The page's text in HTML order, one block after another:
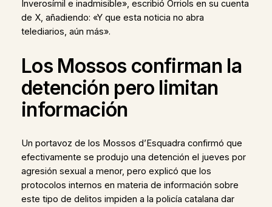
Inverosímil e inadmisible», escribió Orriols en su cuenta
de X, añadiendo: «Y que esta noticia no abra
telediarios, aún más».
Los Mossos confirman la
detención pero limitan
información
Un portavoz de los Mossos d’Esquadra confirmó que
efectivamente se produjo una detención el jueves por
agresión sexual a menor, pero explicó que los
protocolos internos en materia de información sobre
este tipo de delitos impiden a la policía catalana dar